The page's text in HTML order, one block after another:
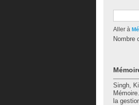
Aller à
Nombre
Singh,
la